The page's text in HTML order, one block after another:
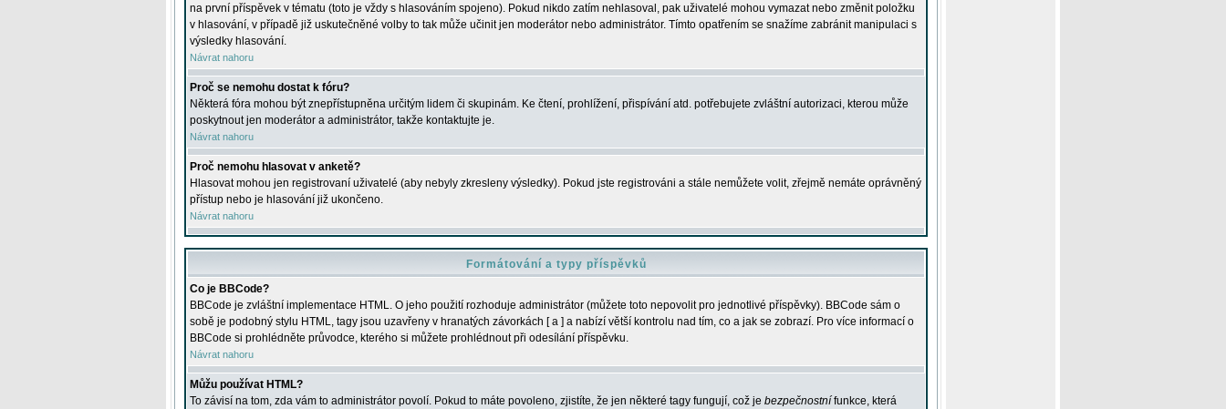
na první příspěvek v tématu (toto je vždy s hlasováním spojeno). Pokud nikdo zatím nehlasoval, pak uživatelé mohou vymazat nebo změnit položku
v hlasování, v případě již uskutečněné volby to tak může učinit jen moderátor nebo administrátor. Tímto opatřením se snažíme zabránit manipulaci s
výsledky hlasování.
Návrat nahoru
Proč se nemohu dostat k fóru?
Některá fóra mohou být znepřístupněna určitým lidem či skupinám. Ke čtení, prohlížení, přispívání atd. potřebujete zvláštní autorizaci, kterou může
poskytnout jen moderátor a administrátor, takže kontaktujte je.
Návrat nahoru
Proč nemohu hlasovat v anketě?
Hlasovat mohou jen registrovaní uživatelé (aby nebyly zkresleny výsledky). Pokud jste registrováni a stále nemůžete volit, zřejmě nemáte oprávněný
přístup nebo je hlasování již ukončeno.
Návrat nahoru
Formátování a typy příspěvků
Co je BBCode?
BBCode je zvláštní implementace HTML. O jeho použití rozhoduje administrátor (můžete toto nepovolit pro jednotlivé příspěvky). BBCode sám o
sobě je podobný stylu HTML, tagy jsou uzavřeny v hranatých závorkách [ a ] a nabízí větší kontrolu nad tím, co a jak se zobrazí. Pro více informací o
BBCode si prohlédněte průvodce, kterého si můžete prohlédnout při odesílání příspěvku.
Návrat nahoru
Můžu používat HTML?
To závisí na tom, zda vám to administrátor povolí. Pokud to máte povoleno, zjistíte, že jen některé tagy fungují, což je bezpečnostní funkce, která